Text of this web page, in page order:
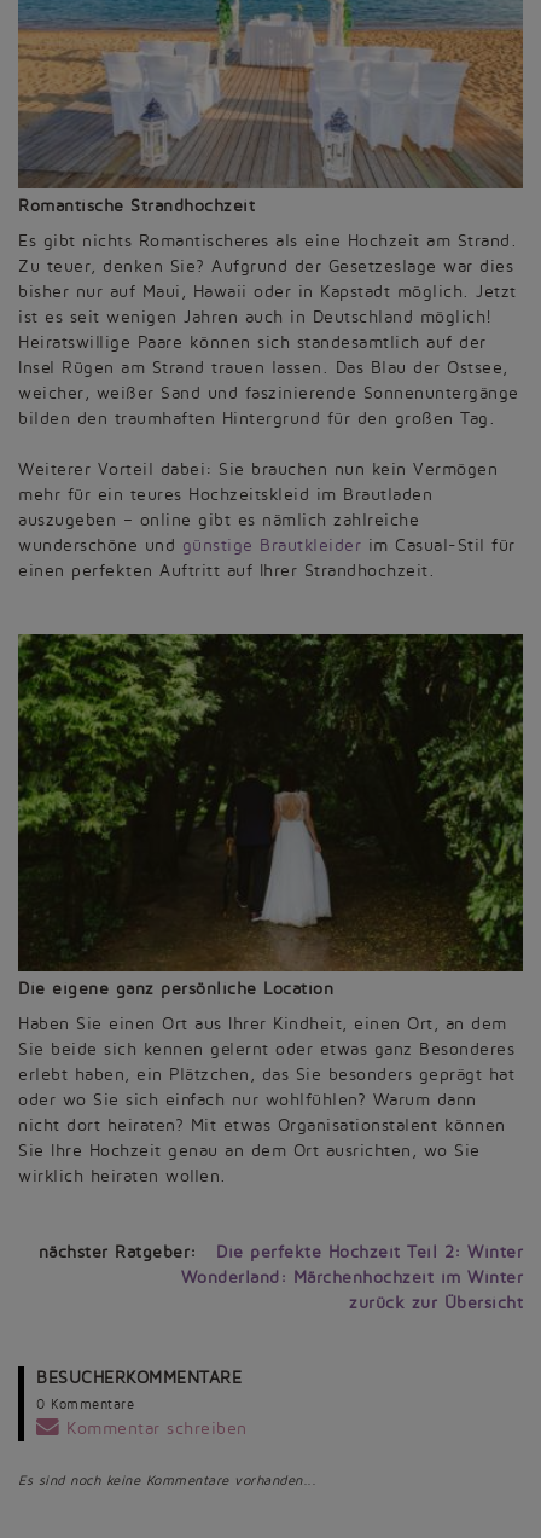
Romantische Strandhochzeit
Es gibt nichts Romantischeres als eine Hochzeit am Strand.
Zu teuer, denken Sie? Aufgrund der Gesetzeslage war dies
bisher nur auf Maui, Hawaii oder in Kapstadt möglich. Jetzt
ist es seit wenigen Jahren auch in Deutschland möglich!
Heiratswillige Paare können sich standesamtlich auf der
Insel Rügen am Strand trauen lassen. Das Blau der Ostsee,
weicher, weißer Sand und faszinierende Sonnenuntergänge
bilden den traumhaften Hintergrund für den großen Tag.
Weiterer Vorteil dabei: Sie brauchen nun kein Vermögen
mehr für ein teures Hochzeitskleid im Brautladen
auszugeben – online gibt es nämlich zahlreiche
wunderschöne und günstige Brautkleider im Casual-Stil für
einen perfekten Auftritt auf Ihrer Strandhochzeit.
Die eigene ganz persönliche Location
Haben Sie einen Ort aus Ihrer Kindheit, einen Ort, an dem
Sie beide sich kennen gelernt oder etwas ganz Besonderes
erlebt haben, ein Plätzchen, das Sie besonders geprägt hat
oder wo Sie sich einfach nur wohlfühlen? Warum dann
nicht dort heiraten? Mit etwas Organisationstalent können
Sie Ihre Hochzeit genau an dem Ort ausrichten, wo Sie
wirklich heiraten wollen.
nächster Ratgeber:
Die perfekte Hochzeit Teil 2: Winter
Wonderland: Märchenhochzeit im Winter
zurück zur Übersicht
BESUCHERKOMMENTARE
0 Kommentare
Kommentar schreiben
Es sind noch keine Kommentare vorhanden...